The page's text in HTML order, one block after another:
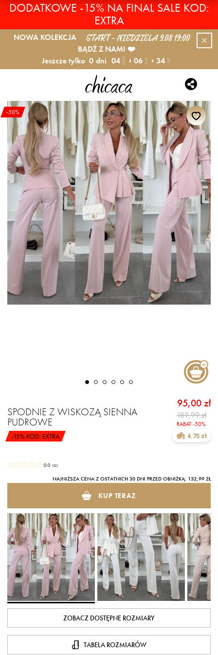
DODATKOWE -15% NA FINAL SALE KOD:
EXTRA
NOWA KOLEKCJA START - NIEDZIELA 9.08 19:00
BĄDŹ Z NAMI ❤️
Jeszcze tylko 0 dni 04 GODZ. 06 MIN. 33 SEK.
-50%
SPODNIE Z WISKOZĄ SIENNA
PUDROWE
-15% KOD: EXTRA
95,00 zł
RABAT -50%
189,99 zł
4.75 zł
0.0 (0)
NAJNIŻSZA CENA Z OSTATNICH 30 DNI PRZED OBNIŻKĄ: 132,99 ZŁ
KUP TERAZ
ZOBACZ DOSTĘPNE ROZMIARY
TABELA ROZMIARÓW